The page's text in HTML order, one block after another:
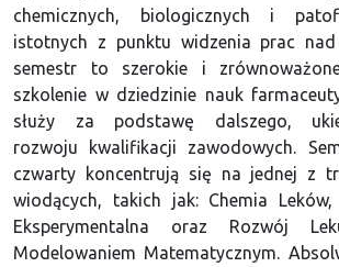
chemicznych, biologicznych i
istotnych z punktu widzenia prac nad
semestr to szerokie i
szkolenie w dziedzinie nauk
służy za podstawę dalszego,
rozwoju kwalifikacji zawodowych.
czwarty koncentrują się na jednej z
wiodących, takich jak: Chemia Leków,
Eksperymentalna oraz Rozwój
Modelowaniem Matematycznym.